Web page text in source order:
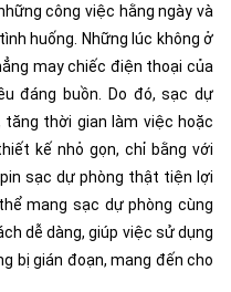
công việc hằng ngày và
huống. Những lúc không ở
may chiếc điện thoại của
đáng buồn. Do đó, sạc dự
tăng thời gian làm việc hoặc
kế nhỏ gọn, chỉ bằng với
sạc dự phòng thật tiện lợi
mang sạc dự phòng cùng
dễ dàng, giúp việc sử dụng
bị gián đoạn, mang đến cho